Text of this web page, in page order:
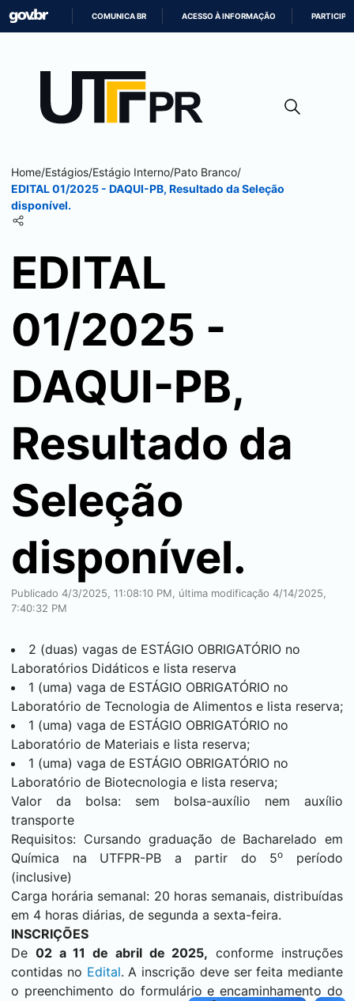
CONTEÚDO
COMUNICA BR ACESSO À INFORMAÇÃO PARTICIPE
Home/Estágios/Estágio Interno/Pato Branco/
EDITAL 01/2025 - DAQUI-PB, Resultado da Seleção
disponível.
EDITAL
01/2025 -
DAQUI-PB,
Resultado da
Seleção
disponível.
Publicado 4/3/2025, 11:08:10 PM, última modificação 4/14/2025,
7:40:32 PM
2 (duas) vagas de ESTÁGIO OBRIGATÓRIO no
Laboratórios Didáticos e lista reserva
1 (uma) vaga de ESTÁGIO OBRIGATÓRIO no
Laboratório de Tecnologia de Alimentos e lista reserva;
1 (uma) vaga de ESTÁGIO OBRIGATÓRIO no
Laboratório de Materiais e lista reserva;
1 (uma) vaga de ESTÁGIO OBRIGATÓRIO no
Laboratório de Biotecnologia e lista reserva;
Valor da bolsa: sem bolsa-auxílio nem auxílio
transporte
Requisitos: Cursando graduação de Bacharelado em
Química na UTFPR-PB a partir do 5o
período
(inclusive)
Carga horária semanal: 20 horas semanais, distribuídas
em 4 horas diárias, de segunda a sexta-feira.
INSCRIÇÕES
De 02 a 11 de abril de 2025, conforme instruções
contidas no Edital. A inscrição deve ser feita mediante
o preenchimento do formulário e encaminhamento do